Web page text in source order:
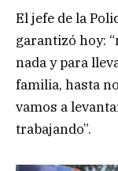
El jefe de la
garantizó hoy:
nada y para
familia, hasta
vamos a
trabajando”.